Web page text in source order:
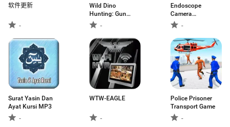
软件更新
-
Wild Dino
Hunting: Gun
Games
-
Endoscope
Camera
Connector
-
Surat Yasin Dan
Ayat Kursi MP3
-
WTW-EAGLE
-
Police Prisoner
Transport Game
-